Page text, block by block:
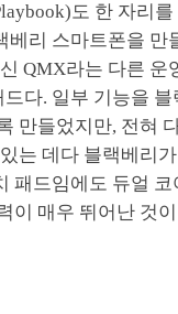
도 한 자리
베리 스마트폰을 만
QMX라는 다른 운
다. 일부 기능을
만들었지만, 전혀
는 데다 블랙베리
패드임에도 듀얼
이 매우 뛰어난 것